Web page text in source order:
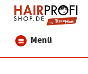
Menü